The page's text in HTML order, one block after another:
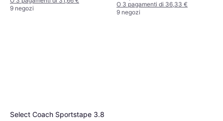
9 negozi
O 3 pagamenti di 36,33 €
9 negozi
Select Coach Sportstape 3.8